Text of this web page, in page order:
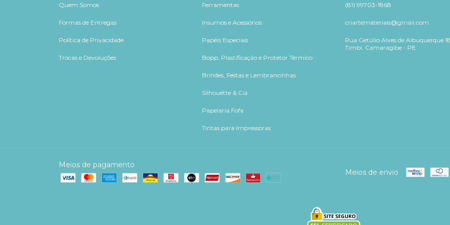
Quem Somos
Formas de Entregas
Política de Privacidade
Trocas e Devoluções
Ferramentas
Insumos e Acessórios
Papéis Especiais
Bopp, Plastificação e Protetor Térmico
Brindes, Festas e Lembrancinhas
Silhouette & Cia
Papelaria Fofa
Tintas para Impressoras
(81) 99703-1868
criartemateriais@gmail.com
Rua Getúlio Alves de Albuquerque
Timbi. Camaragibe - PE
Meios de pagamento
Meios de envio